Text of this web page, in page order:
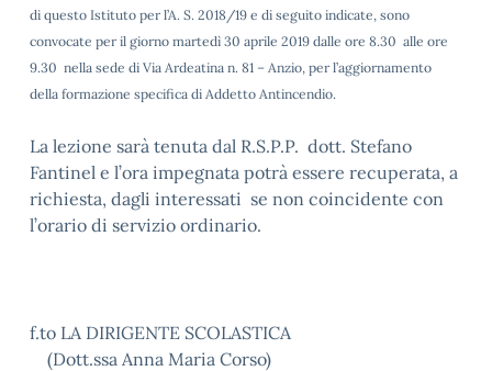
di questo Istituto per l’A. S. 2018/19 e di seguito indicate, sono
convocate per il giorno martedì 30 aprile 2019 dalle ore 8.30 alle ore
9.30 nella sede di Via Ardeatina n. 81 – Anzio, per l’aggiornamento
della formazione specifica di Addetto Antincendio.
La lezione sarà tenuta dal R.S.P.P. dott. Stefano
Fantinel e l’ora impegnata potrà essere recuperata, a
richiesta, dagli interessati se non coincidente con
l’orario di servizio ordinario.
f.to LA DIRIGENTE SCOLASTICA
(Dott.ssa Anna Maria Corso)